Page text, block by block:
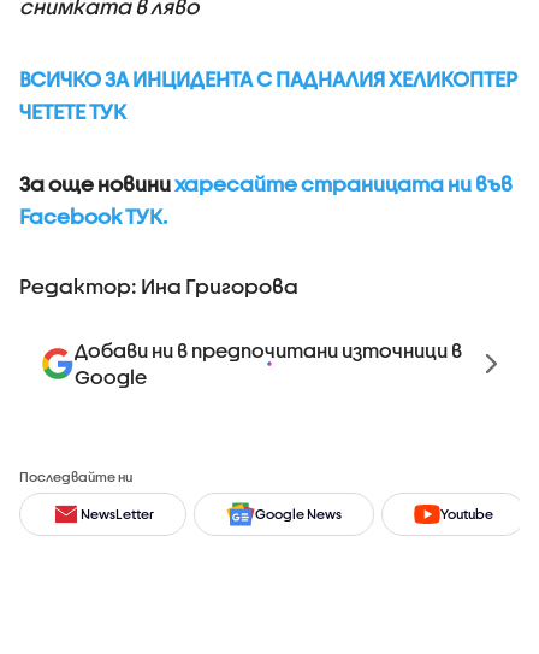
снимката в ляво
ВСИЧКО ЗА ИНЦИДЕНТА С ПАДНАЛИЯ ХЕЛИКОПТЕР
ЧЕТЕТЕ ТУК
За още новинихаресайте страницата ни във
Facebook ТУК.
Редактор: Ина Григорова
Добави ни в предпочитани източници в
Google
Последвайте ни
NewsLetter Google News Youtube